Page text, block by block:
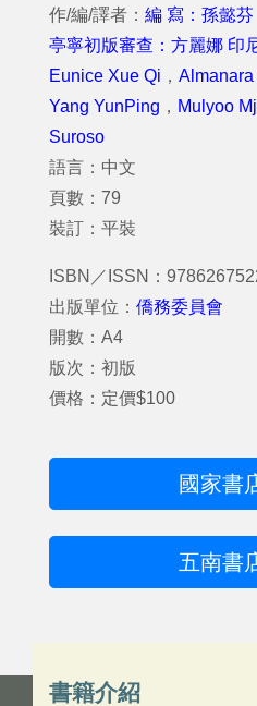
作/編/譯者： 編 寫：孫懿芬
亭寧初版審查：方麗娜 印
Eunice Xue Qi ， Almanara
Yang YunPing ， Mulyoo
Suroso
語言：中文
頁數：79
裝訂：平裝
ISBN／ISSN：
出版單位： 僑務委員會
開數：A4
版次：初版
價格：定價$100
國家書
五南書
書籍介紹